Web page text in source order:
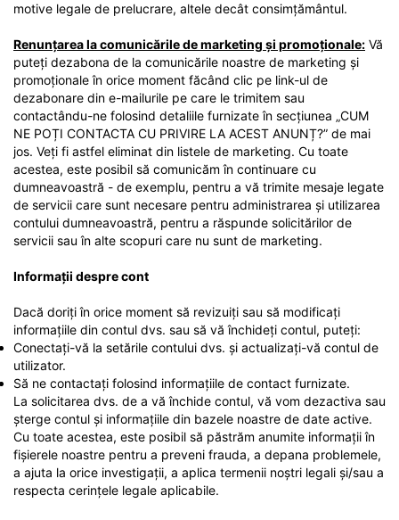
motive legale de prelucrare, altele decât consimțământul.
Renunțarea la comunicările de marketing și promoționale: Vă
puteți dezabona de la comunicările noastre de marketing și
promoționale în orice moment făcând clic pe link-ul de
dezabonare din e-mailurile pe care le trimitem sau
contactându-ne folosind detaliile furnizate în secțiunea „CUM
NE POȚI CONTACTA CU PRIVIRE LA ACEST ANUNȚ?” de mai
jos. Veți fi astfel eliminat din listele de marketing. Cu toate
acestea, este posibil să comunicăm în continuare cu
dumneavoastră - de exemplu, pentru a vă trimite mesaje legate
de servicii care sunt necesare pentru administrarea și utilizarea
contului dumneavoastră, pentru a răspunde solicitărilor de
servicii sau în alte scopuri care nu sunt de marketing.
Informații despre cont
Dacă doriți în orice moment să revizuiți sau să modificați
informațiile din contul dvs. sau să vă închideți contul, puteți:
Conectați-vă la setările contului dvs. și actualizați-vă contul de
utilizator.
Să ne contactați folosind informațiile de contact furnizate.
La solicitarea dvs. de a vă închide contul, vă vom dezactiva sau
șterge contul și informațiile din bazele noastre de date active.
Cu toate acestea, este posibil să păstrăm anumite informații în
fișierele noastre pentru a preveni frauda, a depana problemele,
a ajuta la orice investigații, a aplica termenii noștri legali și/sau a
respecta cerințele legale aplicabile.